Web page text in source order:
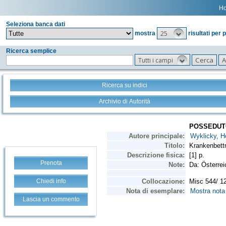
Seleziona banca dati
mostra
25 risultati per
Ricerca semplice
Tutti i campi
Ricerca su indici
Archivio di Autorità
Prenota
Chiedi info
Lascia un commento